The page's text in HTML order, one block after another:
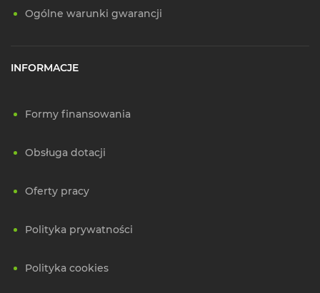
Ogólne warunki gwarancji
INFORMACJE
Formy finansowania
Obsługa dotacji
Oferty pracy
Polityka prywatności
Polityka cookies